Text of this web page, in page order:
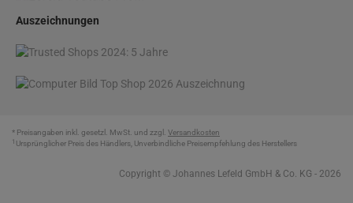
Auszeichnungen
* Preisangaben inkl. gesetzl. MwSt. und zzgl. Versandkosten
1 Ursprünglicher Preis des Händlers, Unverbindliche Preisempfehlung des Herstellers
Copyright © Johannes Lefeld GmbH & Co. KG - 2026